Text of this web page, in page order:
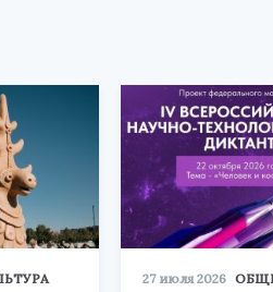
27 июля 2026